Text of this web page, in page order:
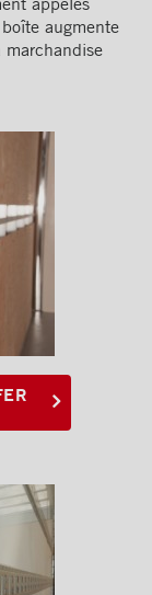
augmente